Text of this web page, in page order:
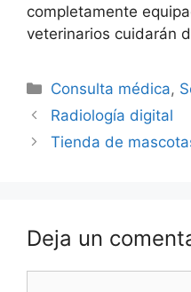
completamente
veterinarios cuidarán
Categorías
Consulta médica,
Radiología digital
Tienda de
Deja un